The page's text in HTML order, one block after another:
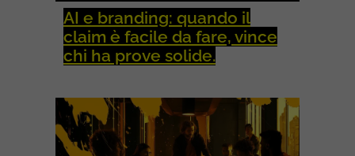
AI e branding: quando il
claim è facile da fare, vince
chi ha prove solide.